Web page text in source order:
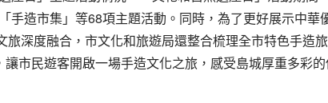
手造市集」等68項主題活動。同時，為了更好展示中華
深度融合，市文化和旅遊局還整合梳理全市特色手造
讓市民遊客開啟一場手造文化之旅，感受島城厚重多彩